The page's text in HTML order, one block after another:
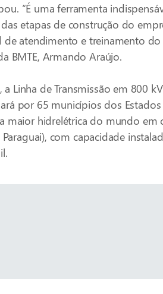
“É uma ferramenta
etapas de construção do
atendimento e treinamento
BMTE, Armando Araújo.
Linha de Transmissão em 800
por 65 municípios dos
maior hidrelétrica do mundo em
Paraguai), com capacidade